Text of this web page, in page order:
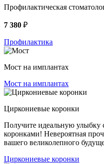
Профилактическая
7 380 ₽
Профилактика
Мост на имплантах
Мост на имплантах
Циркониевые коронки
Получите идеальную
коронками! Невероятная
вашего великолепного
Циркониевые коронки